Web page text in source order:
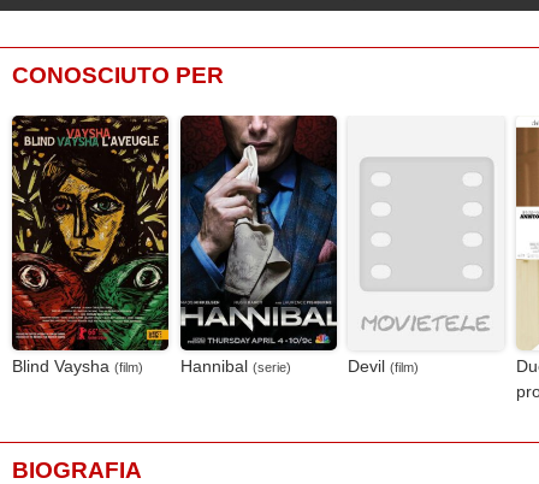
CONOSCIUTO PER
Blind Vaysha (film) Hannibal (serie) Devil (film)
BIOGRAFIA